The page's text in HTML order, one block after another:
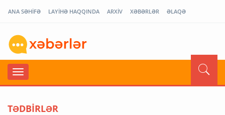
ANA SƏHİFƏ LAYİHƏ HAQQINDA ARXİV XƏBƏRLƏR ƏLAQƏ
TƏDBİRLƏR